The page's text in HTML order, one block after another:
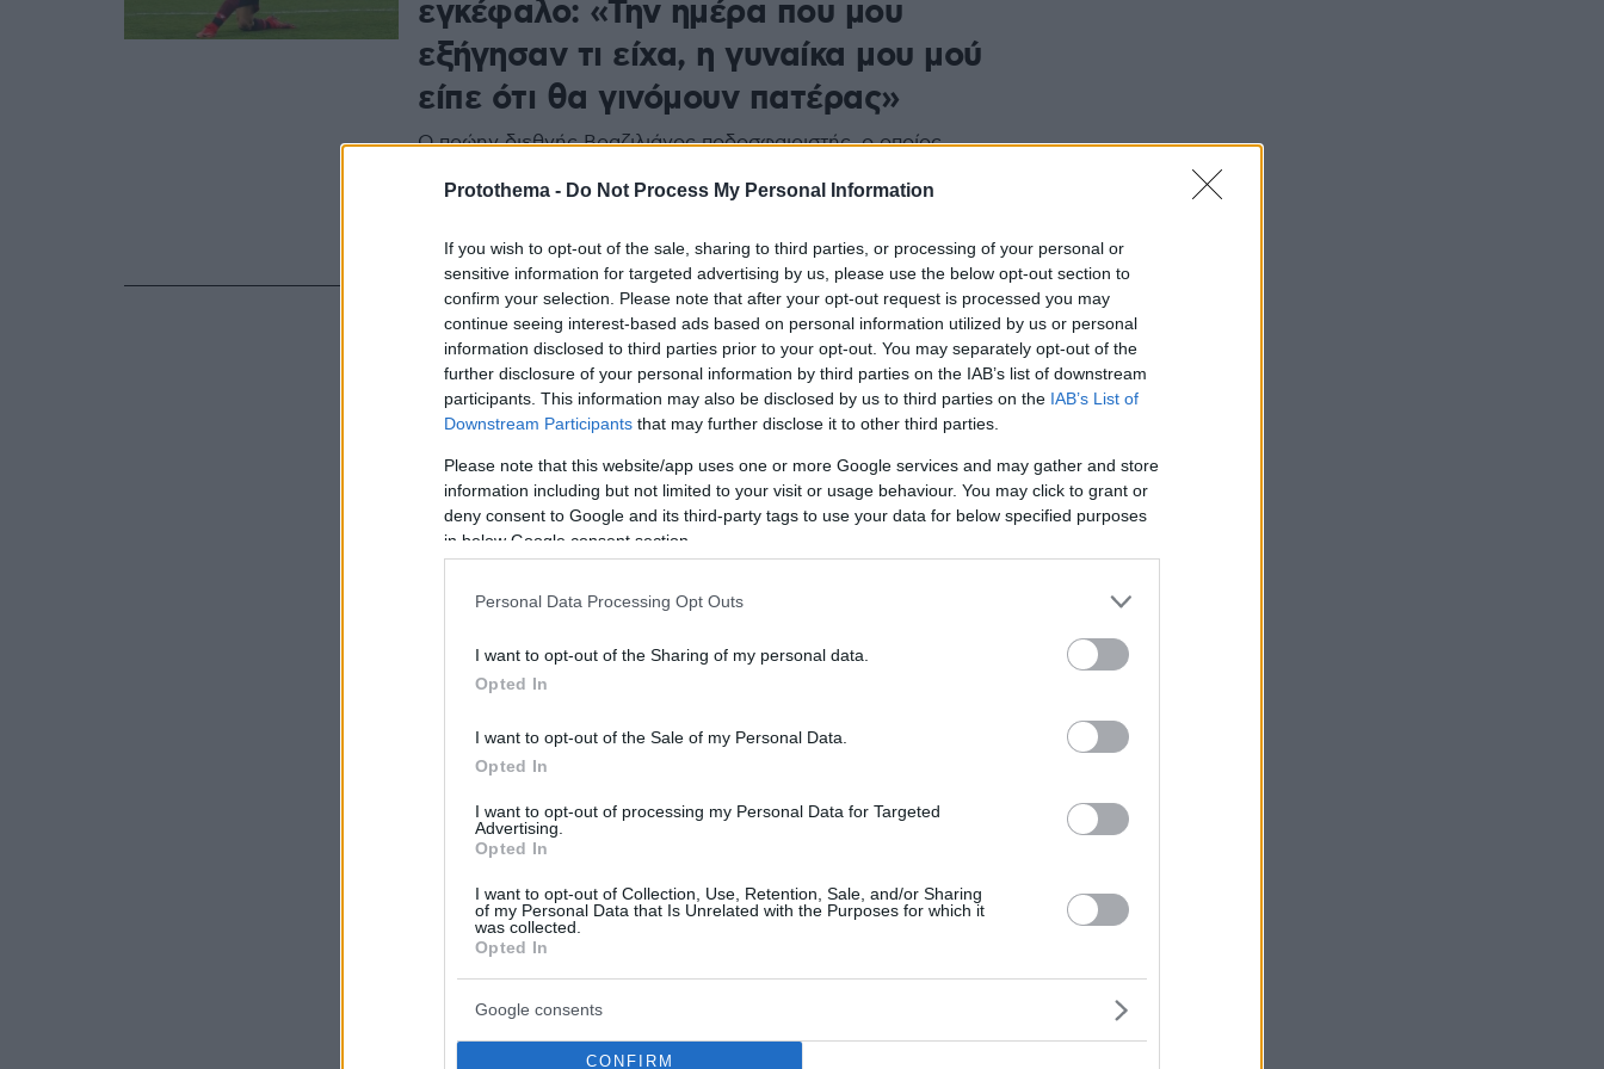
Protothema - Do Not Process My Personal Information
If you wish to opt-out of the sale, sharing to third parties, or processing of your personal or
sensitive information for targeted advertising by us, please use the below opt-out section to
confirm your selection. Please note that after your opt-out request is processed you may
continue seeing interest-based ads based on personal information utilized by us or personal
information disclosed to third parties prior to your opt-out. You may separately opt-out of the
further disclosure of your personal information by third parties on the IAB’s list of downstream
participants. This information may also be disclosed by us to third parties on the IAB’s List of
Downstream Participants that may further disclose it to other third parties.
Please note that this website/app uses one or more Google services and may gather and store
information including but not limited to your visit or usage behaviour. You may click to grant or
deny consent to Google and its third-party tags to use your data for below specified purposes
in below Google consent section.
Personal Data Processing Opt Outs
I want to opt-out of the Sharing of my personal data.
Opted In
I want to opt-out of the Sale of my Personal Data.
Opted In
I want to opt-out of processing my Personal Data for Targeted
Advertising.
Opted In
I want to opt-out of Collection, Use, Retention, Sale, and/or Sharing
of my Personal Data that Is Unrelated with the Purposes for which it
was collected.
Opted In
Google consents
CONFIRM
εγκέφαλο: «Την ημέρα που μου
εξήγησαν τι είχα, η γυναίκα μου μού
είπε ότι θα γινόμουν πατέρας»
Ο πρώην διεθνής Βραζιλιάνος ποδοσφαιριστής, ο οποίος
στον εγκέφαλο το 2014, αποκαλύπτοντας το σοκ της ανακάλυψης,
που βρήκε στην οικογένειά του για να ξεπεράσει τη μεγαλύτερη
πρόκληση της ζωής του